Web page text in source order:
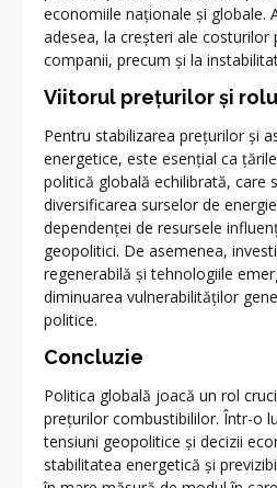
economiile naționale și globale.
adesea, la creșteri ale
companii, precum și la
Viitorul prețurilor și
Pentru stabilizarea prețurilor și
energetice, este esențial ca
politică globală echilibrată, care
diversificarea surselor de
dependenței de resursele
geopolitici. De asemenea,
regenerabilă și tehnologiile
diminuarea vulnerabilităților
politice.
Concluzie
Politica globală joacă un rol
prețurilor combustibililor. Într-o
tensiuni geopolitice și decizii
stabilitatea energetică și